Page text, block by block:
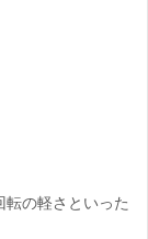
転の軽さといった